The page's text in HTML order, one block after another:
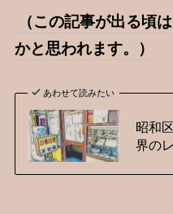
（この記事が出る頃
かと思われます。）
あわせて読みたい
昭和
界の